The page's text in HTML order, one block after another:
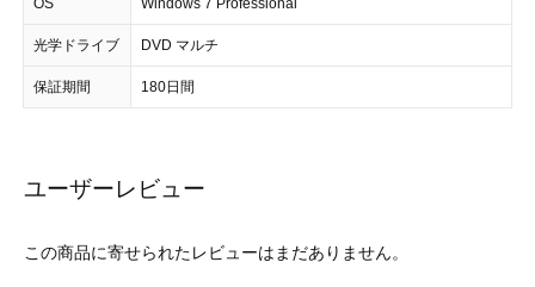
OS Windows 7 Professional
光学ドライブ DVD マルチ
保証期間 180日間
ユーザーレビュー
この商品に寄せられたレビューはまだありません。